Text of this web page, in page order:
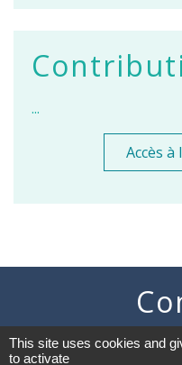
...
Accès
1
This site uses cookies and
to activate